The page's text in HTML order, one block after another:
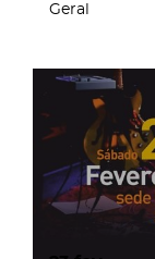
Geral